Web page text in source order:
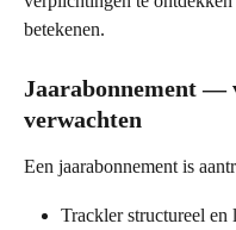
betekenen.
Jaarabonnement —
verwachten
Een jaarabonnement is
Trackler structureel